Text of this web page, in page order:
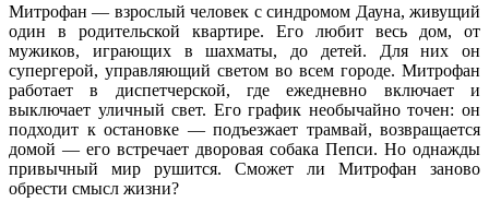
Митрофан — взрослый человек с синдромом Дауна, живущий
один в родительской квартире. Его любит весь дом, от
мужиков, играющих в шахматы, до детей. Для них он
супергерой, управляющий светом во всем городе. Митрофан
работает в диспетчерской, где ежедневно включает и
выключает уличный свет. Его график необычайно точен: он
подходит к остановке — подъезжает трамвай, возвращается
домой — его встречает дворовая собака Пепси. Но однажды
привычный мир рушится. Сможет ли Митрофан заново
обрести смысл жизни?